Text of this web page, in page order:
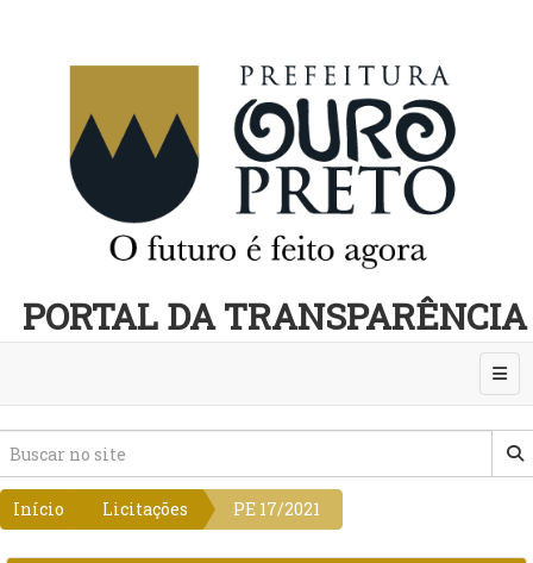
PORTAL DA TRANSPARÊNCIA
Início Licitações PE 17/2021